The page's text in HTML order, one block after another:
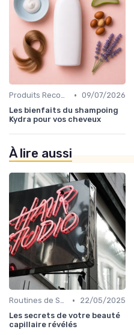
Produits Recommandés • 09/07/2026
Les bienfaits du shampoing
Kydra pour vos cheveux
À lire aussi
Routines de Soins Capillaires •
22/05/2025
Les secrets de votre beauté
capillaire révélés